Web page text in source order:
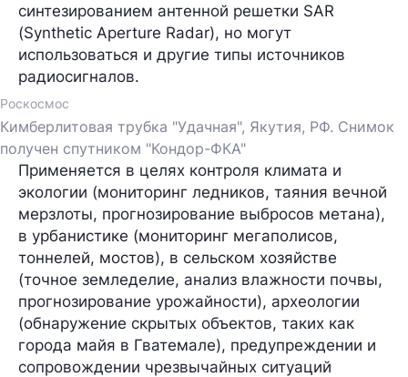
синтезированием антенной решетки SAR
(Synthetic Aperture Radar), но могут
использоваться и другие типы источников
радиосигналов.
Роскосмос
Кимберлитовая трубка "Удачная", Якутия, РФ. Снимок
получен спутником "Кондор-ФКА"
Применяется в целях контроля климата и
экологии (мониторинг ледников, таяния вечной
мерзлоты, прогнозирование выбросов метана),
в урбанистике (мониторинг мегаполисов,
тоннелей, мостов), в сельском хозяйстве
(точное земледелие, анализ влажности почвы,
прогнозирование урожайности), археологии
(обнаружение скрытых объектов, таких как
города майя в Гватемале), предупреждении и
сопровождении чрезвычайных ситуаций